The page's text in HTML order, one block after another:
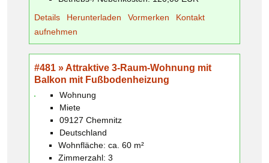
Details
Herunterladen Vormerken
Kontakt
aufnehmen
#481 » Attraktive 3-Raum-Wohnung mit
Balkon mit Fußbodenheizung
Wohnung
Miete
09127 Chemnitz
Deutschland
Wohnfläche: ca. 60 m²
Zimmerzahl: 3